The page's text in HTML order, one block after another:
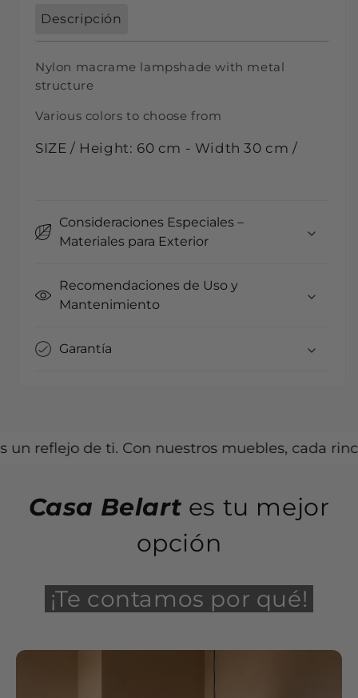
Descripción
Nylon macrame lampshade with metal
structure
Various colors to choose from
SIZE / Height: 60 cm - Width 30 cm /
Consideraciones Especiales –
Materiales para Exterior
Recomendaciones de Uso y
Mantenimiento
Garantía
de ti. Con nuestros muebles, cada rincón
Casa Belart es tu mejor
opción
¡Te contamos por qué!